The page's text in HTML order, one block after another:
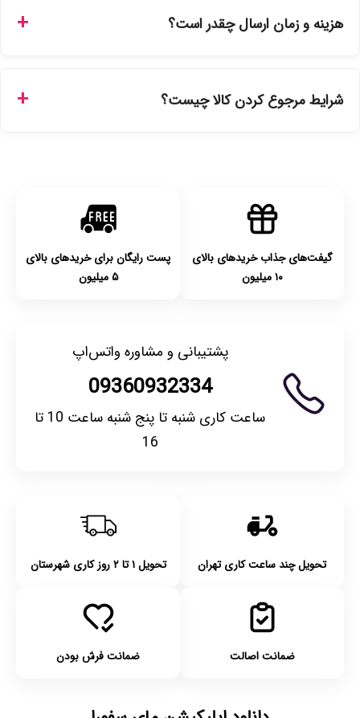
نمایندگی‌های معتبر تهیه شده و دارای بچ‌کد قابل استعلام هستند.
هزینه و زمان ارسال چقدر است؟
انتخاب کنید و برای شهرستان‌ها بین یک الی ۳ روز کاری از طریق
شرایط مرجوع کردن کالا چیست؟
گیفت‌های جذاب خریدهای بالای
۱۰ میلیون
پست رایگان برای خریدهای بالای
۵ میلیون
پشتیبانی و مشاوره واتس‌اپ
09360932334
ساعت کاری شنبه تا پنج شنبه ساعت 10 تا
16
تحویل چند ساعت کاری تهران تحویل ۱ تا ۲ روز کاری شهرستان
ضمانت اصالت ضمانت فرش بودن